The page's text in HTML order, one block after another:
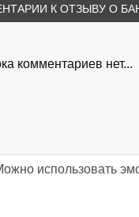
К ОТЗЫВУ О
комментариев нет...